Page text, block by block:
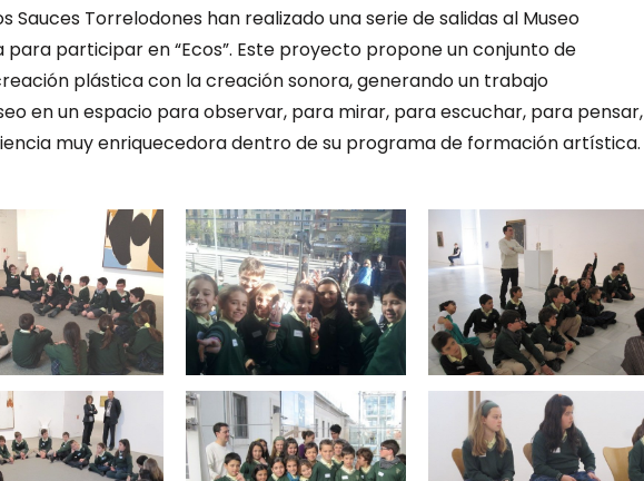
Sauces Torrelodones han realizado una serie de salidas al Museo
para participar en “Ecos”. Este proyecto propone un conjunto de
plástica con la creación sonora, generando un trabajo
en un espacio para observar, para mirar, para escuchar, para pensar,
muy enriquecedora dentro de su programa de formación artística.